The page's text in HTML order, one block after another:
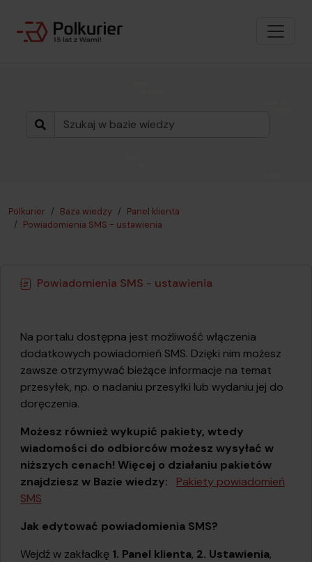
Polkurier Baza wiedzy
Panel klienta
Powiadomienia SMS - ustawienia
Powiadomienia SMS - ustawienia
Na portalu dostępna jest możliwość włączenia
dodatkowych powiadomień SMS. Dzięki nim możesz
zawsze otrzymywać bieżące informacje na temat
przesyłek, np. o nadaniu przesyłki lub wydaniu jej do
doręczenia.
Możesz również wykupić pakiety, wtedy
wiadomości do odbiorców możesz wysyłać w
niższych cenach! Więcej o działaniu pakietów
znajdziesz w Bazie wiedzy:
Pakiety powiadomień
SMS
Jak edytować powiadomienia SMS?
Wejdź w zakładkę 1. Panel klienta, 2. Ustawienia,